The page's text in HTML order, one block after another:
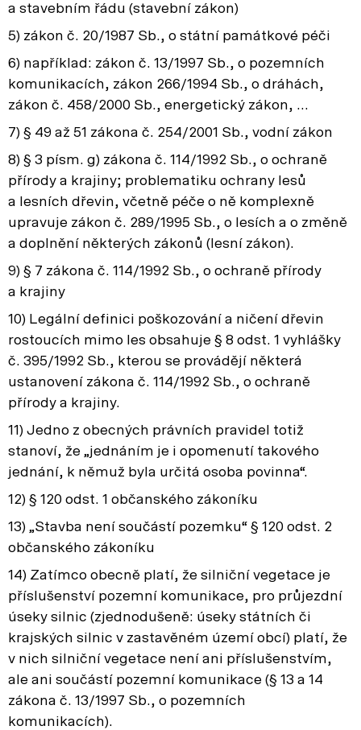
a stavebním řádu (stavební zákon)
5) zákon č. 20/1987 Sb., o státní památkové péči
6) například: zákon č. 13/1997 Sb., o pozemních
komunikacích, zákon 266/1994 Sb., o dráhách,
zákon č. 458/2000 Sb., energetický zákon, …
7) § 49 až 51 zákona č. 254/2001 Sb., vodní zákon
8) § 3 písm. g) zákona č. 114/1992 Sb., o ochraně
přírody a krajiny; problematiku ochrany lesů
a lesních dřevin, včetně péče o ně komplexně
upravuje zákon č. 289/1995 Sb., o lesích a o změně
a doplnění některých zákonů (lesní zákon).
9) § 7 zákona č. 114/1992 Sb., o ochraně přírody
a krajiny
10) Legální definici poškozování a ničení dřevin
rostoucích mimo les obsahuje § 8 odst. 1 vyhlášky
č. 395/1992 Sb., kterou se provádějí některá
ustanovení zákona č. 114/1992 Sb., o ochraně
přírody a krajiny.
11) Jedno z obecných právních pravidel totiž
stanoví, že „jednáním je i opomenutí takového
jednání, k němuž byla určitá osoba povinna“.
12) § 120 odst. 1 občanského zákoníku
13) „Stavba není součástí pozemku“ § 120 odst. 2
občanského zákoníku
14) Zatímco obecně platí, že silniční vegetace je
příslušenství pozemní komunikace, pro průjezdní
úseky silnic (zjednodušeně: úseky státních či
krajských silnic v zastavěném území obcí) platí, že
v nich silniční vegetace není ani příslušenstvím,
ale ani součástí pozemní komunikace (§ 13 a 14
zákona č. 13/1997 Sb., o pozemních
komunikacích).